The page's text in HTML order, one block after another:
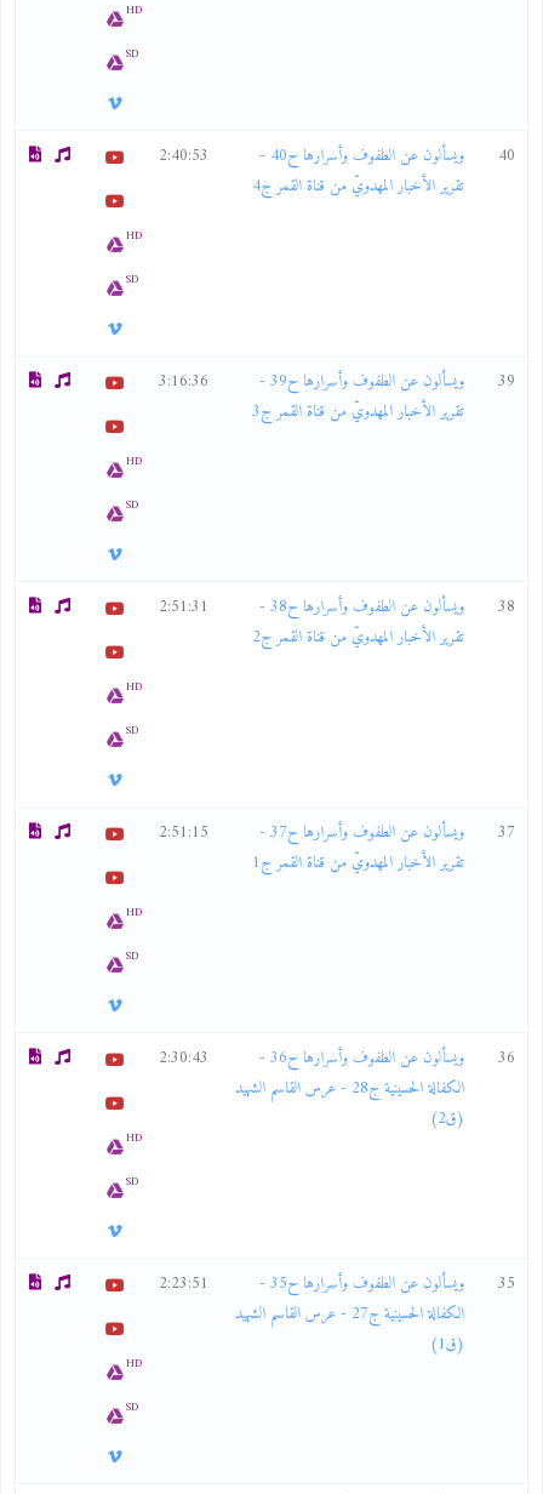
HD
SD
40
ويسألون عن الطفوف وأسرارها ح40 -
تقرير الأخبار المهدويّ من قناة القمر ج4
2:40:53
HD
SD
39
ويسألون عن الطفوف وأسرارها ح39 -
تقرير الأخبار المهدويّ من قناة القمر ج3
3:16:36
HD
SD
38
ويسألون عن الطفوف وأسرارها ح38 -
تقرير الأخبار المهدويّ من قناة القمر ج2
2:51:31
HD
SD
37
ويسألون عن الطفوف وأسرارها ح37 -
تقرير الأخبار المهدويّ من قناة القمر ج1
2:51:15
HD
SD
36
ويسألون عن الطفوف وأسرارها ح36 -
الكفالة الحسينية ج28 - عرس القاسم الشهيد
(ق2)
2:30:43
HD
SD
35
ويسألون عن الطفوف وأسرارها ح35 -
الكفالة الحسينية ج27 - عرس القاسم الشهيد
(ق1)
2:23:51
HD
SD